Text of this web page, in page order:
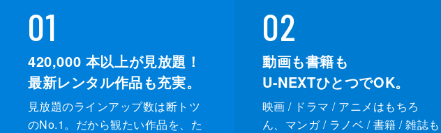
01
420,000 本以上が見放題！
最新レンタル作品も充実。
見放題のラインアップ数は断トツ
のNo.1。だから観たい作品を、た
02
動画も書籍も
U-NEXTひとつでOK。
映画 / ドラマ / アニメはもちろ
ん、マンガ / ラノベ / 書籍 / 雑誌も